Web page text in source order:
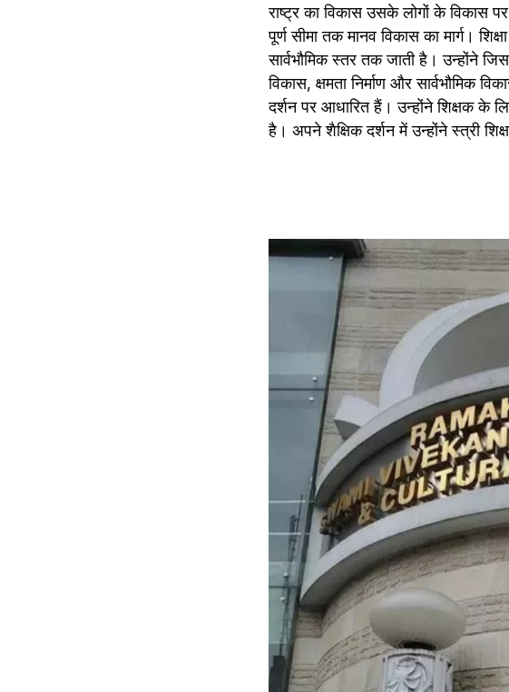
राष्ट्र का विकास उसके लोगों के विकास
पूर्ण सीमा तक मानव विकास का मार्ग।
सार्वभौमिक स्तर तक जाती है। उन्होंने
विकास, क्षमता निर्माण और सार्वभौमिक
दर्शन पर आधारित हैं। उन्होंने शिक्षक के
है। अपने शैक्षिक दर्शन में उन्होंने स्त्री